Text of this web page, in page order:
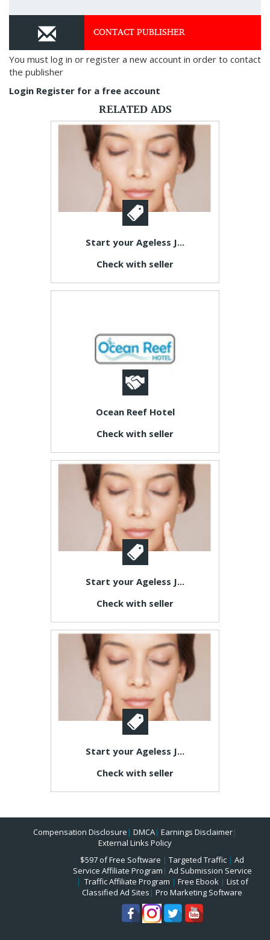
CONTACT PUBLISHER
You must log in or register a new account in order to contact
the publisher
Login Register for a free account
RELATED ADS
Start your Ageless J...
Check with seller
Ocean Reef Hotel
Check with seller
Start your Ageless J...
Check with seller
Start your Ageless J...
Check with seller
Compensation Disclosure | DMCA| Earnings Disclaimer|
External Links Policy
$597 of Free Software | Targeted Traffic | Ad
Service Affiliate Program | Ad Submission Service
| Traffic Affiliate Program | Free Ebook| List of
Classified Ad Sites | Pro Marketing Software